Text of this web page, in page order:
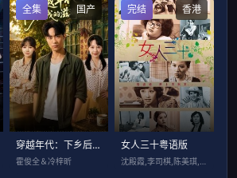
国产
全集
穿越年代：下乡后我的滋润生活
霍俊全＆冷梓昕
香港
完结
女人三十粤语版